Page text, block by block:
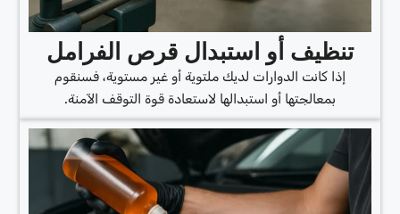
تنظيف أو استبدال قرص الفرامل
إذا كانت الدوارات لديك ملتوية أو غير مستوية، فسنقوم
بمعالجتها أو استبدالها لاستعادة قوة التوقف الآمنة.